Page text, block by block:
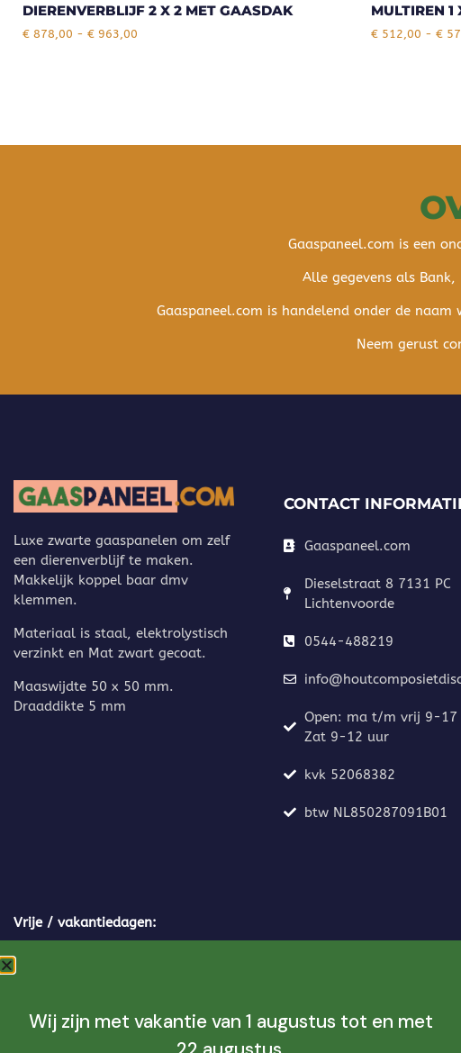
DIERENVERBLIJF 2 X 2 MET GAASDAK
€ 878,00 - € 963,00
MULTIREN
€512,00 - €
Gaaspaneel.com is een
Alle gegevens als Bank,
Gaaspaneel.com is handelend onder de
Neem gerust
Luxe zwarte gaaspanelen om zelf
een dierenverblijf te maken.
Makkelijk koppel baar dmv
klemmen.
Materiaal is staal, elektrolystisch
verzinkt en Mat zwart gecoat.
Maaswijdte 50 x 50 mm.
Draaddikte 5 mm
CONTACT
Gaaspaneel.com
Dieselstraat 8 7131 PC
Lichtenvoorde
0544-488219
Open: ma t/m vrij 9-17
Zat 9-12 uur
kvk 52068382
btw NL850287091B01
Vrije / vakantiedagen:
6-4 Tweede Paasdag
14-5 hemelvaartsdag
Wij zijn met vakantie van 1 augustus tot en met